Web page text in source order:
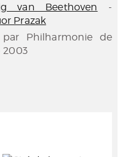
van Beethoven -
Prazak
par Philharmonie de
2003